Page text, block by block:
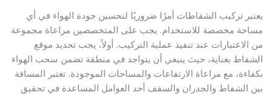
تركيب الشفاطات أمرًا ضروريًا لتحسين جودة الهواء في أي
مخصصة للاستخدام. يجب على المتخصصين مراعاة مجموعة
عند تنفيذ عملية التركيب. أولاً، يجب تحديد موقع
بعناية، حيث ينبغي أن يتواجد في منطقة تضمن سحب الهواء
مع مراعاة الارتفاعات والمساحات الموجودة. تعتبر المسافة
الشفاط والجدران والسقف أحد العوامل المساعدة في تحقيق